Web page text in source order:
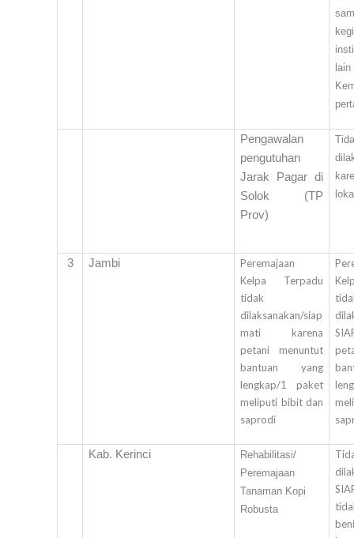
Pengawalan
pengutuhan
Jarak Pagar di
Solok (TP
Prov)
3 Jambi
Peremajaan
Kelpa Terpadu
tidak
dilaksanakan/siap
mati karena
petani menuntut
bantuan yang
lengkap/1 paket
meliputi bibit dan
saprodi
Kab. Kerinci
Rehabilitasi/
Peremajaan
Tanaman Kopi
Robusta